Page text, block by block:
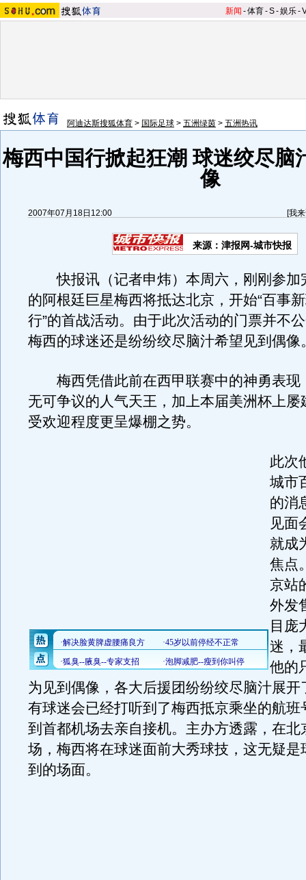
新闻 -体育-S-娱乐-
阿迪达斯搜狐体育 > 国际足球 > 五洲绿茵 > 五洲热讯
梅西中国行掀起狂潮 球迷绞尽脑
像
2007年07月18日12:00 [我
来源：津报网-城市快报
快报讯（记者申炜）本周六，刚刚参加
的阿根廷巨星梅西将抵达北京，开始“百事
行”的首战活动。由于此次活动的门票并不
梅西的球迷还是纷纷绞尽脑汁希望见到偶像
梅西凭借此前在西甲联赛中的神勇表现
无可争议的人气天王，加上本届美洲杯上屡
受欢迎程度更呈爆棚之势。
此次
城市
的消
见面
就成
焦点
京站
外发
目庞
迷，
他的
为见到偶像，各大后援团纷纷绞尽脑汁展开
有球迷会已经打听到了梅西抵京乘坐的航班
到首都机场去亲自接机。主办方透露，在北
场，梅西将在球迷面前大秀球技，这无疑是
到的场面。